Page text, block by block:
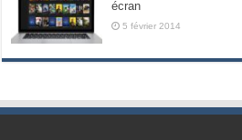
écran
5 février 2014